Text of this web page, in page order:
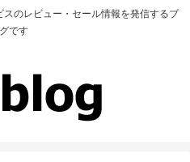
のレビュー・セール情報を発信するブ
です